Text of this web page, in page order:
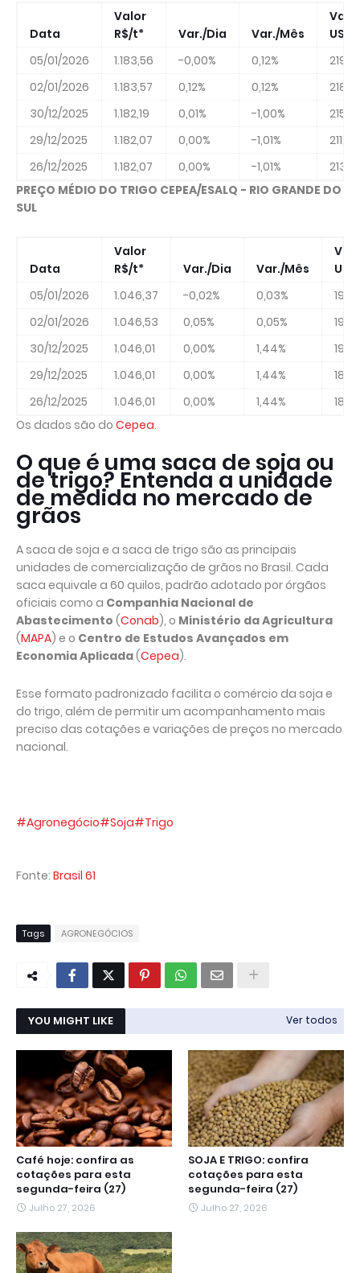
Data
Valor
R$/t*
Var./Dia Var./Mês
05/01/2026
1.183,56 -0,00% 0,12%
219,10
02/01/2026
1.183,57 0,12% 0,12%
30/12/2025
1.182,19 0,01% -1,00%
215,41
29/12/2025
1.182,07 0,00% -1,01%
211,88
26/12/2025
1.182,07 0,00% -1,01%
PREÇO MÉDIO DO TRIGO CEPEA/ESALQ - RIO GRANDE DO
SUL
Data
Valor
R$/t*
Var./Dia Var./Mês
05/01/2026
1.046,37 -0,02% 0,03%
02/01/2026
1.046,53 0,05% 0,05%
30/12/2025
1.046,01 0,00% 1,44%
29/12/2025
1.046,01 0,00% 1,44%
26/12/2025
1.046,01 0,00% 1,44%
Os dados são do Cepea.
O que é uma saca de soja ou
de trigo? Entenda a unidade
de medida no mercado de
grãos
A saca de soja e a saca de trigo são as principais
unidades de comercialização de grãos no Brasil. Cada
saca equivale a 60 quilos, padrão adotado por órgãos
oficiais como a Companhia Nacional de
Abastecimento (Conab), o Ministério da Agricultura
(MAPA) e o Centro de Estudos Avançados em
Economia Aplicada(Cepea).
Esse formato padronizado facilita o comércio da soja e
do trigo, além de permitir um acompanhamento mais
preciso das cotações e variações de preços no mercado
nacional.
#Agronegócio#Soja#Trigo
Fonte: Brasil 61
Tags AGRONEGÓCIOS
YOU MIGHT LIKE Ver todos
Café hoje: confira as
cotações para esta
segunda-feira (27)
Julho 27, 2026
SOJA E TRIGO: confira
cotações para esta
segunda-feira (27)
Julho 27, 2026